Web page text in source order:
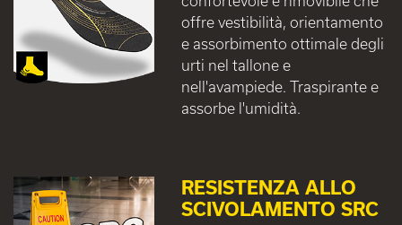
offre vestibilità, orientamento
e assorbimento ottimale degli
urti nel tallone e
nell'avampiede. Traspirante e
assorbe l'umidità.
RESISTENZA ALLO
SCIVOLAMENTO SRC